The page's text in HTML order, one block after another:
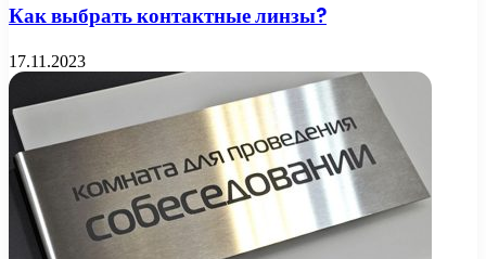
Как выбрать контактные линзы?
17.11.2023